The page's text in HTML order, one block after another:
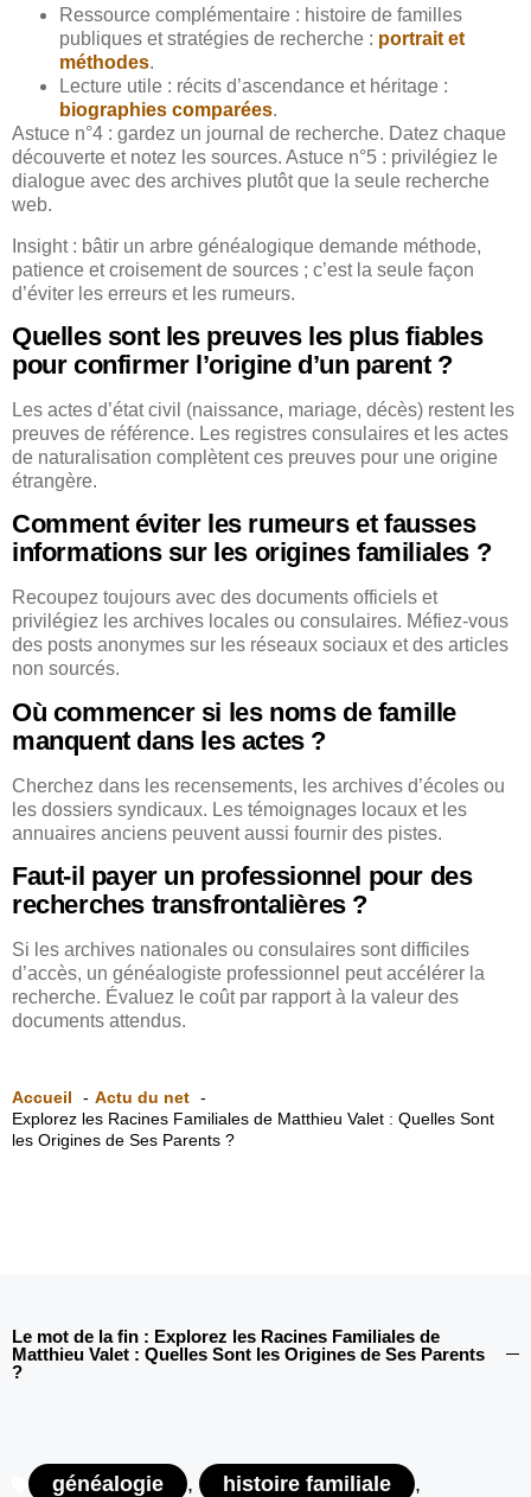
Ressource complémentaire : histoire de familles
publiques et stratégies de recherche : portrait et
méthodes.
Lecture utile : récits d’ascendance et héritage :
biographies comparées.
Astuce n°4 : gardez un journal de recherche. Datez chaque
découverte et notez les sources. Astuce n°5 : privilégiez le
dialogue avec des archives plutôt que la seule recherche
web.
Insight : bâtir un arbre généalogique demande méthode,
patience et croisement de sources ; c’est la seule façon
d’éviter les erreurs et les rumeurs.
Quelles sont les preuves les plus fiables
pour confirmer l’origine d’un parent ?
Les actes d’état civil (naissance, mariage, décès) restent les
preuves de référence. Les registres consulaires et les actes
de naturalisation complètent ces preuves pour une origine
étrangère.
Comment éviter les rumeurs et fausses
informations sur les origines familiales ?
Recoupez toujours avec des documents officiels et
privilégiez les archives locales ou consulaires. Méfiez-vous
des posts anonymes sur les réseaux sociaux et des articles
non sourcés.
Où commencer si les noms de famille
manquent dans les actes ?
Cherchez dans les recensements, les archives d’écoles ou
les dossiers syndicaux. Les témoignages locaux et les
annuaires anciens peuvent aussi fournir des pistes.
Faut-il payer un professionnel pour des
recherches transfrontalières ?
Si les archives nationales ou consulaires sont difficiles
d’accès, un généalogiste professionnel peut accélérer la
recherche. Évaluez le coût par rapport à la valeur des
documents attendus.
Accueil
Actu du net
Explorez les Racines Familiales de Matthieu Valet : Quelles Sont
les Origines de Ses Parents ?
Le mot de la fin : Explorez les Racines Familiales de
Matthieu Valet : Quelles Sont les Origines de Ses Parents
?
généalogie , histoire familiale
,